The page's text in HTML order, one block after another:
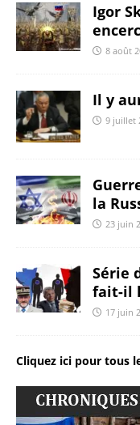
Igor
8 août
Il y
9 juillet
la
23 juin
Série
fait-il
17 juin
Cliquez ici pour tous